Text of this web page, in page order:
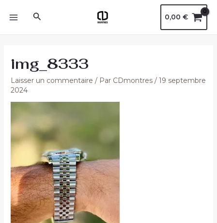
Rechercher 0,00€
img_8333
Laisser un commentaire / Par CDmontres / 19 septembre
2024
des